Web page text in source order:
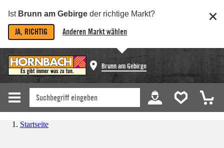
Ist Brunn am Gebirge der richtige Markt?
JA, RICHTIG Anderen Markt wählen
Brunn am Gebirge
Startseite